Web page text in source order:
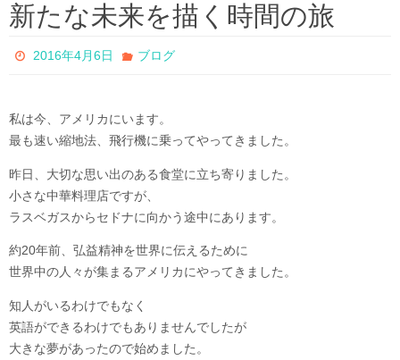
ム
新たな未来を描く時間の旅
2016年4月6日 ブログ
私は今、アメリカにいます。
最も速い縮地法、飛行機に乗ってやってきました。
昨日、大切な思い出のある食堂に立ち寄りました。
小さな中華料理店ですが、
ラスベガスからセドナに向かう途中にあります。
約20年前、弘益精神を世界に伝えるために
世界中の人々が集まるアメリカにやってきました。
知人がいるわけでもなく
英語ができるわけでもありませんでしたが
大きな夢があったので始めました。